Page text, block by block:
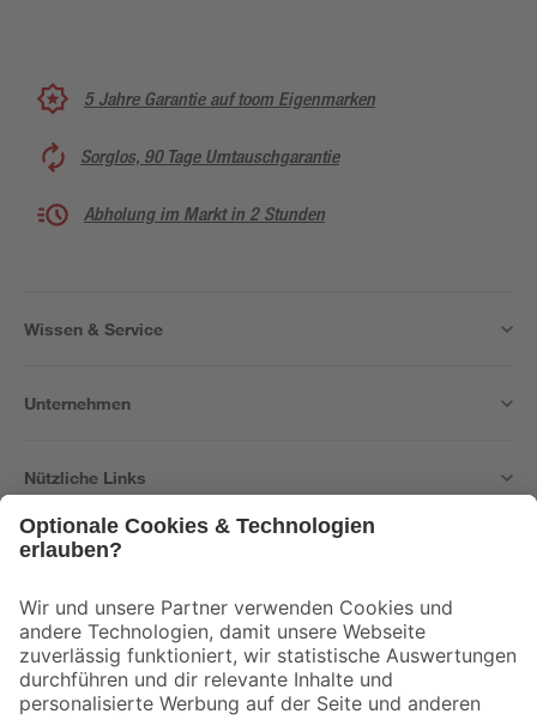
5 Jahre Garantie auf toom Eigenmarken
Sorglos, 90 Tage Umtauschgarantie
Abholung im Markt in 2 Stunden
Wissen & Service
Unternehmen
Nützliche Links
Der toom Newsletter: Keine Angebote und Aktionen mehr verpassen!
Zur Newsletter Anmeldung